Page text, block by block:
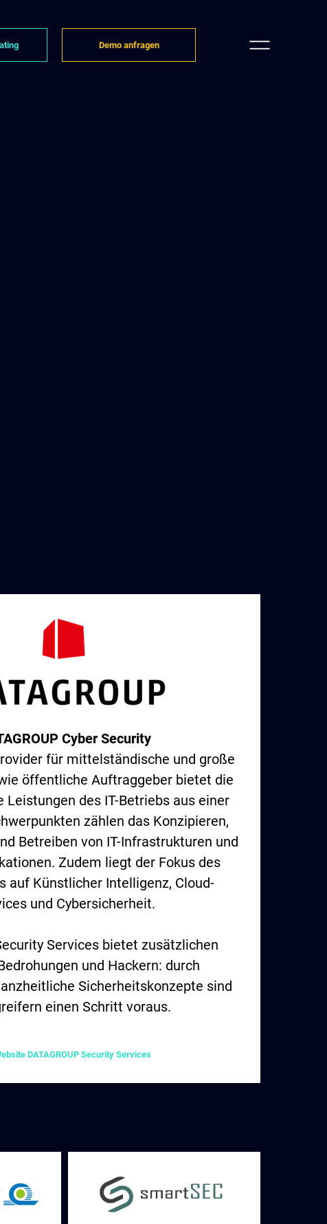
Demo anfragen
Cyber Security
für mittelständische und große
öffentliche Auftraggeber bietet die
Leistungen des IT-Betriebs aus einer
zählen das Konzipieren,
Betreiben von IT-Infrastrukturen und
Zudem liegt der Fokus des
auf Künstlicher Intelligenz, Cloud-
und Cybersicherheit.
Services bietet zusätzlichen
und Hackern: durch
Sicherheitskonzepte sind
einen Schritt voraus.
DATAGROUP Security Services